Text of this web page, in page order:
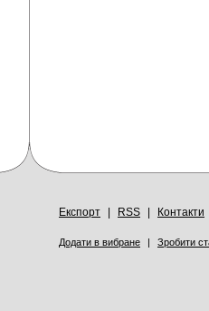
Експорт RSS Контакти
Додати в вибране | Зробити